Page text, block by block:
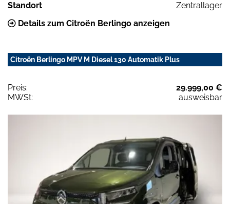
Standort
Zentrallager
Details zum Citroën Berlingo anzeigen
Citroën Berlingo MPV M Diesel 130 Automatik Plus
Preis:
29.999,00 €
MWSt:
ausweisbar